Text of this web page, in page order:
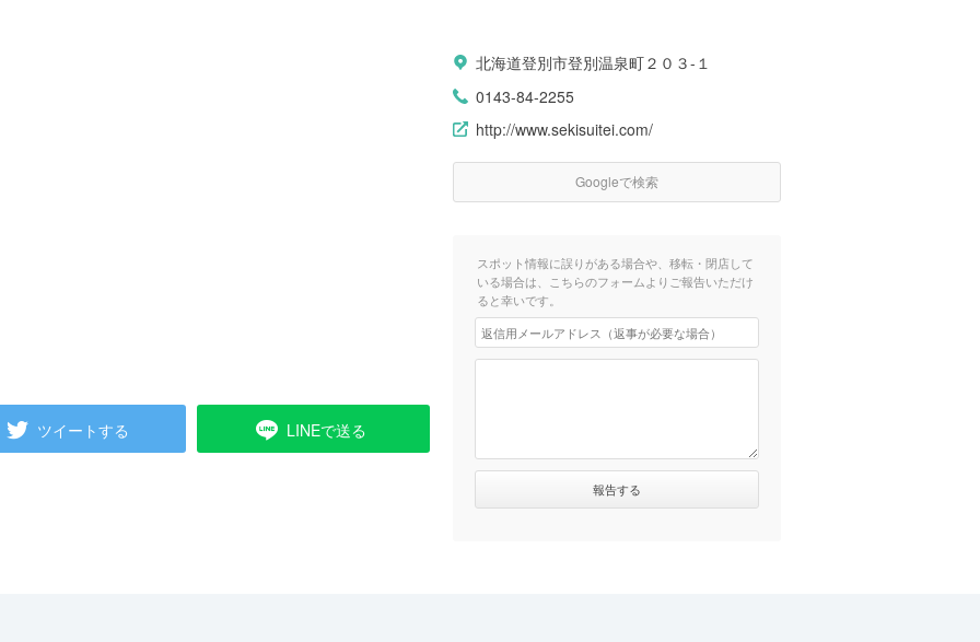
ツイートする LINEで送る
北海道登別市登別温泉町２０３-１
0143-84-2255
http://www.sekisuitei.com/
Googleで検索
スポット情報に誤りがある場合や、移転・閉店して
いる場合は、こちらのフォームよりご報告いただけ
ると幸いです。